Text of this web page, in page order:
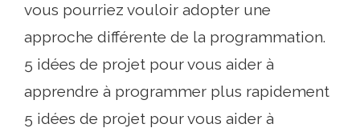
vous pourriez vouloir adopter une
approche différente de la programmation.
5 idées de projet pour vous aider à
apprendre à programmer plus rapidement
5 idées de projet pour vous aider à